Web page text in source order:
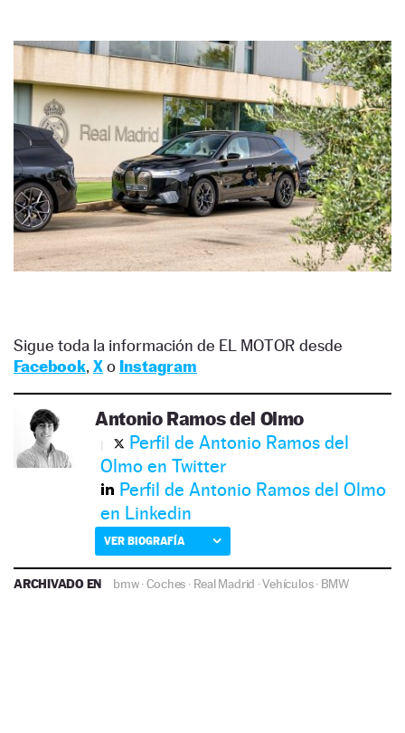
Sigue toda la información de EL MOTOR desde
Facebook, Xo Instagram
Antonio Ramos del Olmo
Perfil de Antonio Ramos del
Olmo en Twitter
Perfil de Antonio Ramos del Olmo
en Linkedin
VER BIOGRAFÍA
ARCHIVADO EN bmw·Coches · Real Madrid ·Vehículos· BMW